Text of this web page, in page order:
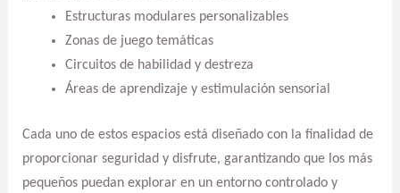
Estructuras modulares personalizables
Zonas de juego temáticas
Circuitos de habilidad y destreza
Áreas de aprendizaje y estimulación sensorial
Cada uno de estos espacios está diseñado con la finalidad de
proporcionar seguridad y disfrute, garantizando que los más
pequeños puedan explorar en un entorno controlado y